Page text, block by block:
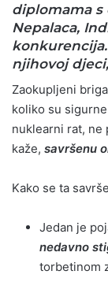
diplomama s
Nepalaca,
njihovoj
Zaokupljeni
koliko su
nuklearni rat, ne
kaže, savršenu
Kako se ta
Jedan je
nedavno
torbetinom